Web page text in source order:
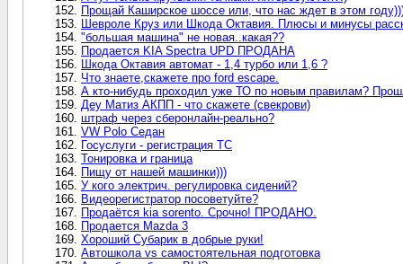
Прощай Каширское шоссе или, что нас ждет в этом
Шевроле Круз или Шкода Октавия. Плюсы и минусы
"большая машина" не новая..какая??
Продается KIA Spectra UPD ПРОДАНА
Шкода Октавия автомат - 1,4 турбо или 1,6 ?
Что знаете,скажете про ford escape.
А кто-нибудь проходил уже ТО по новым правилам?
Деу Матиз АКПП - что скажете (свекрови)
штраф через сберонлайн-реально?
VW Polo Седан
Госуслуги - регистрация ТС
Тонировка и граница
Пищу от нашей машинки)))
У кого электрич. регулировка сидений?
Видеорегистратор посоветуйте?
Продаётся kia sorento. Срочно! ПРОДАНО.
Продается Mazda 3
Хороший Субарик в добрые руки!
Автошкола vs самостоятельная подготовка